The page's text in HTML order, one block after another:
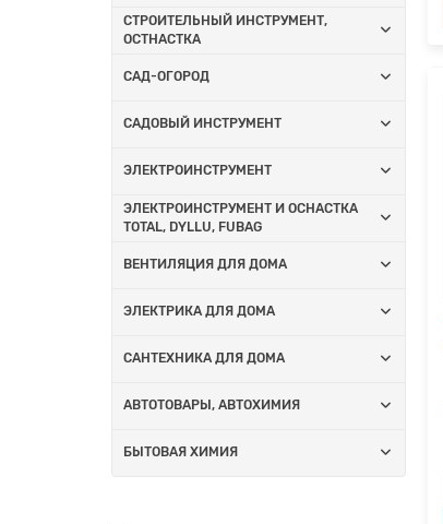
СТРОИТЕЛЬНЫЙ ИНСТРУМЕНТ,
ОСТНАСТКА
САД-ОГОРОД
САДОВЫЙ ИНСТРУМЕНТ
ЭЛЕКТРОИНСТРУМЕНТ
ЭЛЕКТРОИНСТРУМЕНТ И ОСНАСТКА
TOTAL, DYLLU, FUBAG
ВЕНТИЛЯЦИЯ ДЛЯ ДОМА
ЭЛЕКТРИКА ДЛЯ ДОМА
САНТЕХНИКА ДЛЯ ДОМА
АВТОТОВАРЫ, АВТОХИМИЯ
БЫТОВАЯ ХИМИЯ